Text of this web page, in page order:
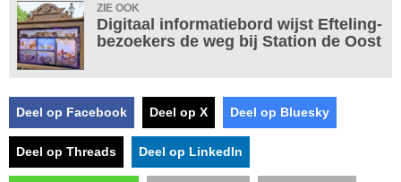
ZIE OOK
Digitaal informatiebord wijst Efteling-
bezoekers de weg bij Station de Oost
Deel op Facebook Deel op X Deel op Bluesky
Deel op Threads Deel op LinkedIn